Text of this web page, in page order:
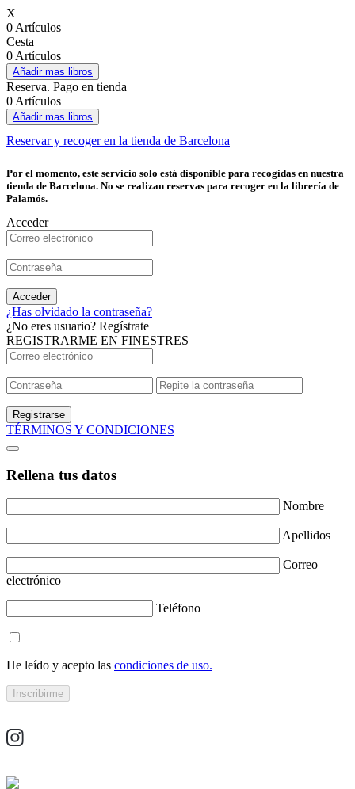
X
0 Artículos
Cesta
0 Artículos
Añadir mas libros
Reserva. Pago en tienda
0 Artículos
Añadir mas libros
Reservar y recoger en la tienda de Barcelona
Por el momento, este servicio solo está disponible para recogidas en nuestra
tienda de Barcelona. No se realizan reservas para recoger en la librería de
Palamós.
Acceder
Acceder
¿Has olvidado la contraseña?
¿No eres usuario? Regístrate
REGISTRARME EN FINESTRES
Registrarse
TÉRMINOS Y CONDICIONES
Rellena tus datos
Nombre
Apellidos
Correo
electrónico
Teléfono
He leído y acepto las condiciones de uso.